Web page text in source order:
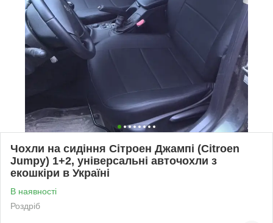
Чохли на сидіння Сітроен Джампі (Citroen
Jumpy) 1+2, універсальні авточохли з
екошкіри в Україні
В наявності
Роздріб